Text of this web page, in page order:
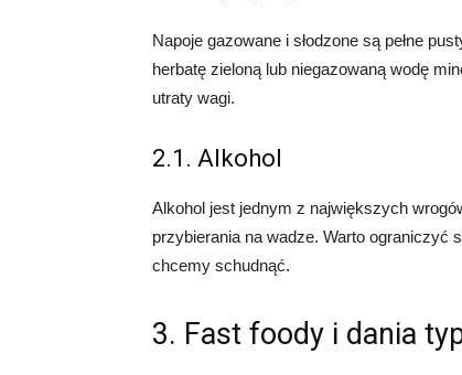
Napoje gazowane i słodzone są pełne
herbatę zieloną lub niegazowaną wodę
utraty wagi.
2.1. Alkohol
Alkohol jest jednym z największych
przybierania na wadze. Warto ograniczyć
chcemy schudnąć.
3. Fast foody i dania